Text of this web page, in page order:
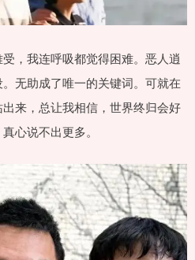
，我连呼吸都觉得困难。恶人逍
无助成了唯一的关键词。可就在
来，总让我相信，世界终归会好
心说不出更多。